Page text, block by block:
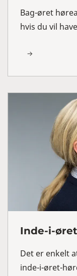
Bag-øret
hvis du vil
Inde-i-
Det er enkelt
inde-i-øret-